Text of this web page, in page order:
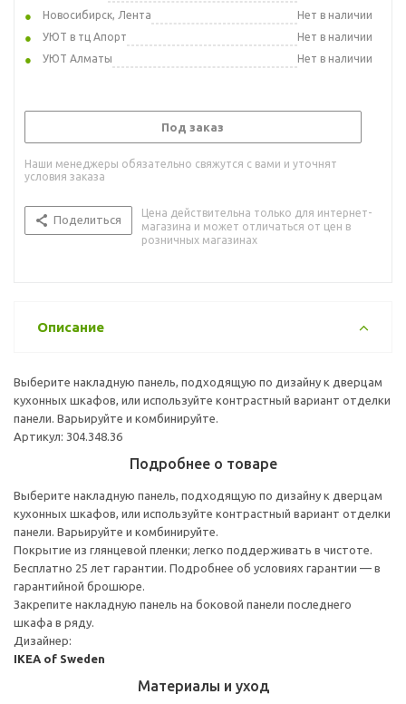
Новосибирск, Лента
Нет в наличии
УЮТ в тц Апорт
Нет в наличии
УЮТ Алматы
Нет в наличии
Под заказ
Наши менеджеры обязательно свяжутся с вами и уточнят
условия заказа
Поделиться
Цена действительна только для интернет-
магазина и может отличаться от цен в
розничных магазинах
Описание
Выберите накладную панель, подходящую по дизайну к дверцам
кухонных шкафов, или используйте контрастный вариант отделки
панели. Варьируйте и комбинируйте.
Артикул: 304.348.36
Подробнее о товаре
Выберите накладную панель, подходящую по дизайну к дверцам
кухонных шкафов, или используйте контрастный вариант отделки
панели. Варьируйте и комбинируйте.
Покрытие из глянцевой пленки; легко поддерживать в чистоте.
Бесплатно 25 лет гарантии. Подробнее об условиях гарантии — в
гарантийной брошюре.
Закрепите накладную панель на боковой панели последнего
шкафа в ряду.
Дизайнер:
IKEA of Sweden
Материалы и уход